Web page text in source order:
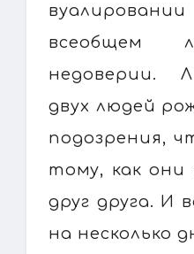
всеобщем
недоверии.
двух людей
подозрения,
тому, как
друг друга. И
на несколько